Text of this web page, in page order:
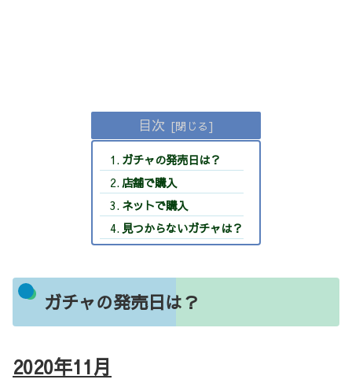
目次
ガチャの発売日は？
店舗で購入
ネットで購入
見つからないガチャは？
ガチャの発売日は？
2020年11月